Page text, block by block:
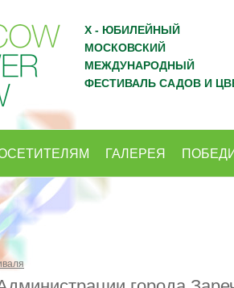
X - ЮБИЛЕЙНЫЙ
МОСКОВСКИЙ
МЕЖДУНАРОДНЫЙ
ФЕСТИВАЛЬ САДОВ И
ГАЛЕРЕЯ